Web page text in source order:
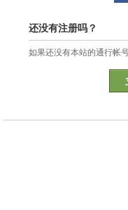
还没有注册吗？
如果还没有本站的通行帐